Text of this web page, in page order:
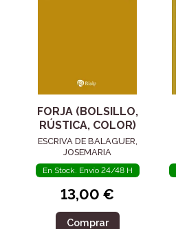
FORJA (BOLSILLO,
RÚSTICA, COLOR)
ESCRIVA DE BALAGUER,
JOSEMARIA
En Stock. Envío 24/48 H
13,00 €
Comprar